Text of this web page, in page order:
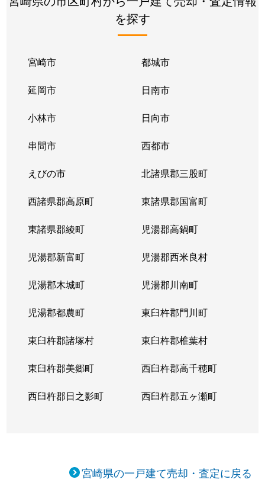
を探す
宮崎市 都城市
延岡市 日南市
小林市 日向市
串間市 西都市
えびの市 北諸県郡三股町
西諸県郡高原町 東諸県郡国富町
東諸県郡綾町 児湯郡高鍋町
児湯郡新富町 児湯郡西米良村
児湯郡木城町 児湯郡川南町
児湯郡都農町 東臼杵郡門川町
東臼杵郡諸塚村 東臼杵郡椎葉村
東臼杵郡美郷町 西臼杵郡高千穂町
西臼杵郡日之影町 西臼杵郡五ヶ瀬町
宮崎県の一戸建て売却・査定に戻る